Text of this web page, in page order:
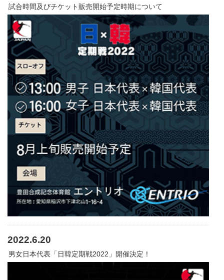
試合時間及びチケット販売開始予定時期について
2022.6.20
男女日本代表「日韓定期戦2022」開催決定！